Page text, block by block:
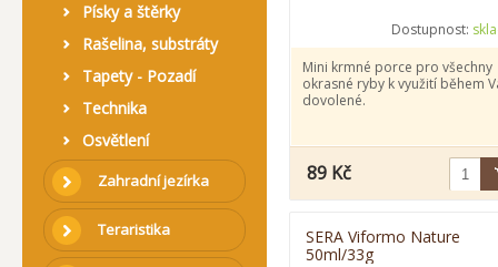
Písky a štěrky
Rašelina, substráty
Tapety - Pozadí
Technika
Osvětlení
Zahradní jezírka
Teraristika
Dostupnost:
Mini krmné porce pro všechny
okrasné ryby k využití během
dovolené.
89 Kč
SERA Viformo Nature
50ml/33g